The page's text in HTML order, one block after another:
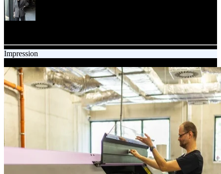
Impression